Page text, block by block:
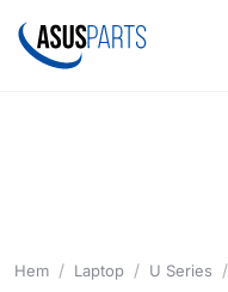
Hem Laptop U Series